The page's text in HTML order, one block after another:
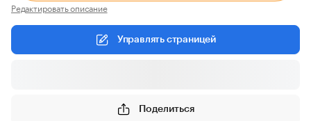
Редактировать описание
Управлять страницей
Поделиться